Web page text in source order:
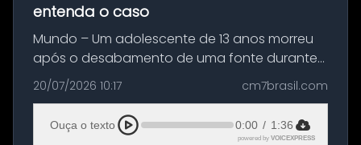
entenda o caso
Mundo – Um adolescente de 13 anos morreu
após o desabamento de uma fonte durante
as comemorações pelo título da Copa do
Mundo conquistado pela Espanha, em
Ciudad Rodrigo, na província de Salamanca,
no...
20/07/2026 10:17 cm7brasil.com
Ouça o texto 0:00 / 1:36
powered by VOICEXPRESS